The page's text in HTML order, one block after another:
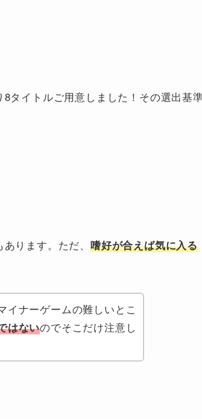
タイトルご用意しました！その選出基
ります。ただ、 嗜好が合えば気に入る
イナーゲームの難しいとこ
はないのでそこだけ注意し